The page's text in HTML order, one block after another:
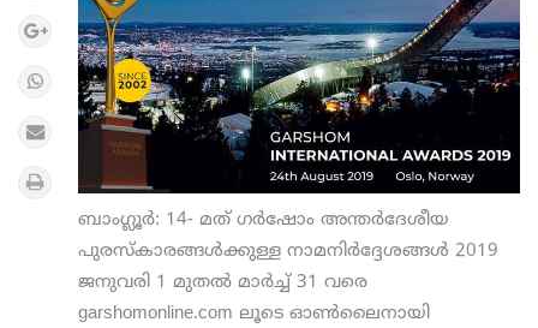
ബാംഗ്ലൂർ: 14- മത് ഗർഷോം അന്തർദേശീയ
പുരസ്‌കാരങ്ങൾക്കുള്ള നാമനിർദ്ദേശങ്ങൾ 2019
ജനുവരി 1 മുതൽ മാർച്ച് 31 വരെ
garshomonline.com ലൂടെ ഓൺലൈനായി